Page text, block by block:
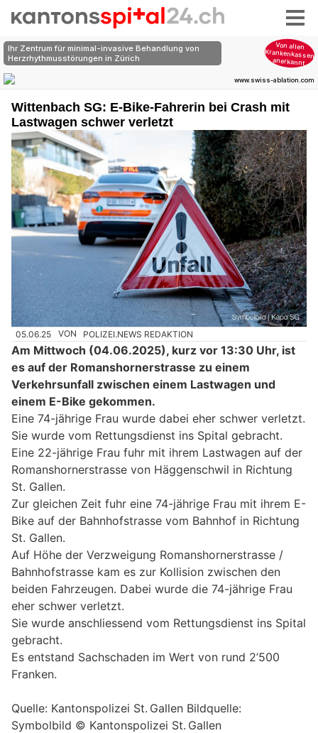
Wittenbach SG: E-Bike-Fahrerin bei Crash mit
Lastwagen schwer verletzt
05.06.25 VON POLIZEI.NEWS REDAKTION
Am Mittwoch (04.06.2025), kurz vor 13:30 Uhr, ist
es auf der Romanshornerstrasse zu einem
Verkehrsunfall zwischen einem Lastwagen und
einem E-Bike gekommen.
Eine 74-jährige Frau wurde dabei eher schwer verletzt.
Sie wurde vom Rettungsdienst ins Spital gebracht.
Eine 22-jährige Frau fuhr mit ihrem Lastwagen auf der
Romanshornerstrasse von Häggenschwil in Richtung
St. Gallen.
Zur gleichen Zeit fuhr eine 74-jährige Frau mit ihrem E-
Bike auf der Bahnhofstrasse vom Bahnhof in Richtung
St. Gallen.
Auf Höhe der Verzweigung Romanshornerstrasse /
Bahnhofstrasse kam es zur Kollision zwischen den
beiden Fahrzeugen. Dabei wurde die 74-jährige Frau
eher schwer verletzt.
Sie wurde anschliessend vom Rettungsdienst ins Spital
gebracht.
Es entstand Sachschaden im Wert von rund 2’500
Franken.
Quelle: Kantonspolizei St. Gallen Bildquelle:
Symbolbild © Kantonspolizei St. Gallen